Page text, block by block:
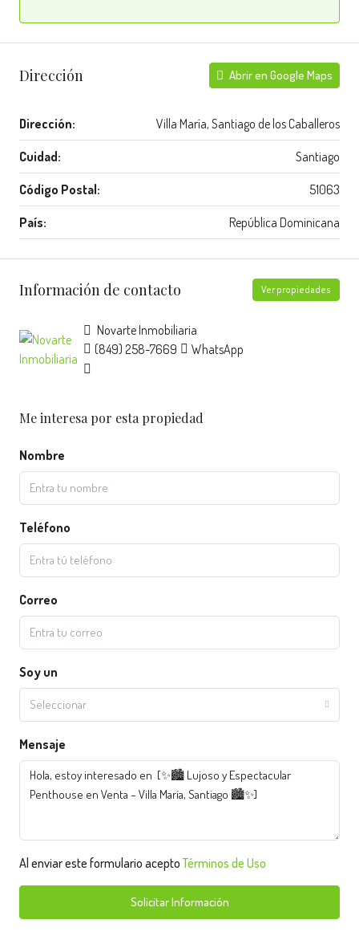
Dirección Abrir en Google Maps
Dirección: Villa María, Santiago de los Caballeros
Cuidad: Santiago
Código Postal: 51063
País: República Dominicana
Información de contacto Ver propiedades
Novarte Inmobiliaria
(849) 258-7669
WhatsApp
Me interesa por esta propiedad
Nombre
Teléfono
Correo
Soy un
Seleccionar
Mensaje
Al enviar este formulario aceptoTérminos de Uso
Solicitar Información